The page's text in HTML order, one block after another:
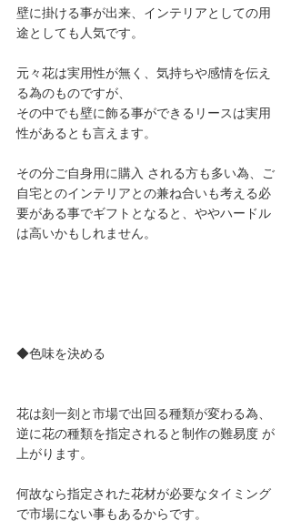
壁に掛ける事が出来、インテリアとしての用
途としても人気です。
元々花は実用性が無く、気持ちや感情を伝え
る為のものですが、
その中でも壁に飾る事ができるリースは実用
性があるとも言えます。
その分ご自身用に購入 される方も多い為、ご
自宅とのインテリアとの兼ね合いも考える必
要がある事でギフトとなると、ややハードル
は高いかもしれません。
◆色味を決める
花は刻一刻と市場で出回る種類が変わる為、
逆に花の種類を指定されると制作の難易度 が
上がります。
何故なら指定された花材が必要なタイミング
で市場にない事もあるからです。